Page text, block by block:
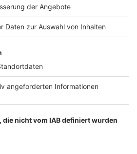
in ausgezeichneter Qualität
ideales Ziel für die ganze
Tag auf dem weißen Sand oder
auf dem Wasser verbringen, ob
Spazieren gehen oder einfach
trinken möchten – hier ist für
Seebad